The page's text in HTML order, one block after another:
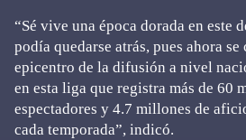
“Sé vive una época dorada en este
podía quedarse atrás, pues ahora
epicentro de la difusión a nivel
en esta liga que registra más de 60
espectadores y 4.7 millones de
cada temporada”, indicó.